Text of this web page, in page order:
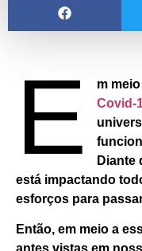
E
m
Covid-
Diante
está impactando
esforços para
Então, em meio a